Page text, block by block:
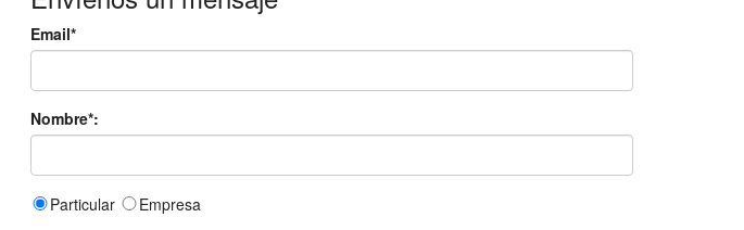
Email*
Nombre*:
Particular
Empresa